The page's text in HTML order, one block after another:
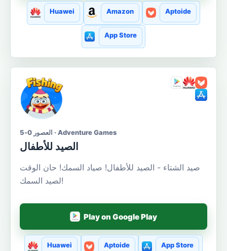
Huawei Amazon Aptoide
App Store
العصور 0-5 · Adventure Games
الصيد للأطفال
صيد الشتاء - الصيد للأطفال! صياد السمك! حان الوقت
لصيد السمك!
Play on Google Play
Huawei Aptoide App Store